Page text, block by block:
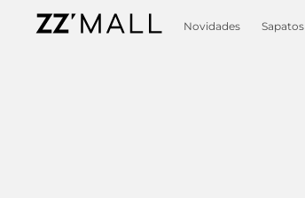
Novidades Sapatos